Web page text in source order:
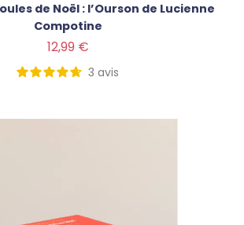
de Noël : l’Ourson de Lucienne
Compotine
12,99 €
3 avis